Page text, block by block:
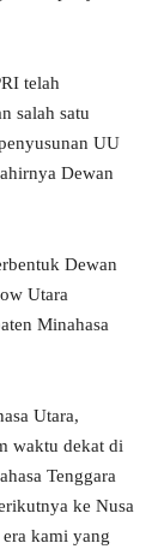
telah
salah satu
UU
Dewan
Dewan
Utara
Minahasa
Utara,
waktu dekat di
Tenggara
ke Nusa
kami yang